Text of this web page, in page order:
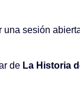
una sesión
de La Historia